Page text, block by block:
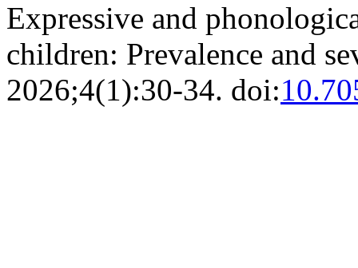
Expressive and
children: Prevalence and
2026;4(1):30-34. doi: